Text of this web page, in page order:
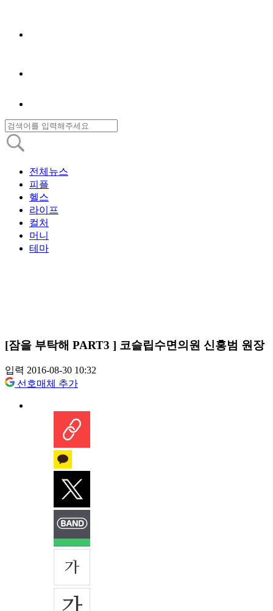
전체뉴스
피플
헬스
라이프
컬처
머니
테마
[잠을 부탁해 PART3 ] 코슬립수면의원 신홍범 원장
입력 2016-08-30 10:32
선호매체 추가